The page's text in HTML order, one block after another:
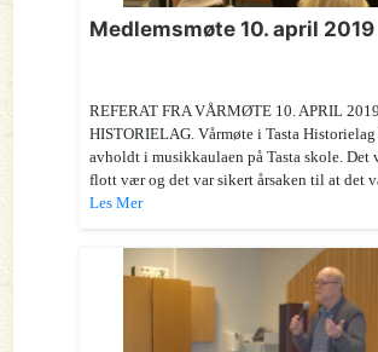
Medlemsmøte 10. april 2019
REFERAT FRA VÅRMØTE 10. APRIL
HISTORIELAG. Vårmøte i Tasta
avholdt i musikkaulaen på Tasta skole. Det
flott vær og det var sikert årsaken til at det
Les Mer